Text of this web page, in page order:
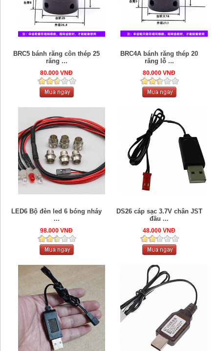
BRC5 bánh răng côn thép 25
răng ...
80.000 VNĐ
BRC4A bánh răng thép 20
răng lỗ ...
80.000 VNĐ
LED6 Bộ đèn led 6 bóng nháy
...
98.000 VNĐ
DS26 cáp sạc 3.7V chân JST
đầu ...
48.000 VNĐ